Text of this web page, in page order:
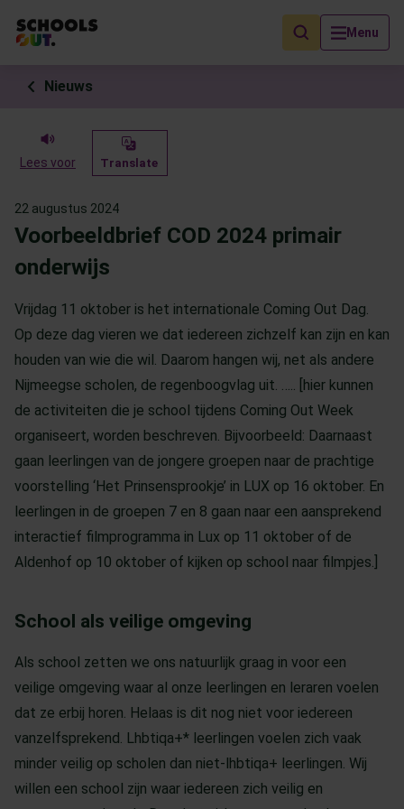
Menu
Als de resultaten voor automatisch aanvullen beschikbaar zijn,
Nieuws
Lees voor Translate
22 augustus 2024
Voorbeeldbrief COD 2024 primair
onderwijs
Vrijdag 11 oktober is het internationale Coming Out Dag.
Op deze dag vieren we dat iedereen zichzelf kan zijn en kan
houden van wie die wil. Daarom hangen wij, net als andere
Nijmeegse scholen, de regenboogvlag uit. ….. [hier kunnen
de activiteiten die je school tijdens Coming Out Week
organiseert, worden beschreven. Bijvoorbeeld: Daarnaast
gaan leerlingen van de jongere groepen naar de prachtige
voorstelling ‘Het Prinsensprookje’ in LUX op 16 oktober. En
leerlingen in de groepen 7 en 8 gaan naar een aansprekend
interactief filmprogramma in Lux op 11 oktober of de
Aldenhof op 10 oktober of kijken op school naar filmpjes.]
School als veilige omgeving
Als school zetten we ons natuurlijk graag in voor een
veilige omgeving waar al onze leerlingen en leraren voelen
dat ze erbij horen. Helaas is dit nog niet voor iedereen
vanzelfsprekend. Lhbtiqa+* leerlingen voelen zich vaak
minder veilig op scholen dan niet-lhbtiqa+ leerlingen. Wij
willen een school zijn waar iedereen zich veilig en